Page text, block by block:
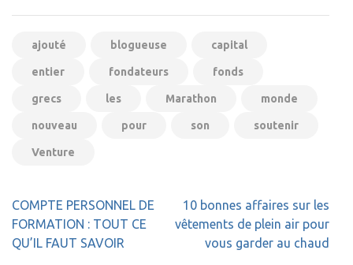
ajouté blogueuse capital
entier fondateurs fonds
grecs les Marathon monde
nouveau pour son soutenir
Venture
Navigation
de
l’article
COMPTE PERSONNEL DE
FORMATION : TOUT CE
QU’IL FAUT SAVOIR
10 bonnes affaires sur les
vêtements de plein air pour
vous garder au chaud